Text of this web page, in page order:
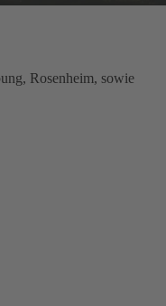
Rosenheim, sowie